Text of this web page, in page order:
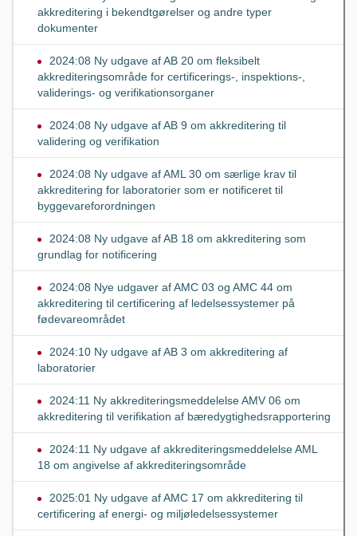
akkreditering i bekendtgørelser og andre typer
dokumenter
2024:08 Ny udgave af AB 20 om fleksibelt
akkrediteringsområde for certificerings-, inspektions-,
validerings- og verifikationsorganer
2024:08 Ny udgave af AB 9 om akkreditering til
validering og verifikation
2024:08 Ny udgave af AML 30 om særlige krav til
akkreditering for laboratorier som er notificeret til
byggevareforordningen
2024:08 Ny udgave af AB 18 om akkreditering som
grundlag for notificering
2024:08 Nye udgaver af AMC 03 og AMC 44 om
akkreditering til certificering af ledelsessystemer på
fødevareområdet
2024:10 Ny udgave af AB 3 om akkreditering af
laboratorier
2024:11 Ny akkrediteringsmeddelelse AMV 06 om
akkreditering til verifikation af bæredygtighedsrapportering
2024:11 Ny udgave af akkrediteringsmeddelelse AML
18 om angivelse af akkrediteringsområde
2025:01 Ny udgave af AMC 17 om akkreditering til
certificering af energi- og miljøledelsessystemer